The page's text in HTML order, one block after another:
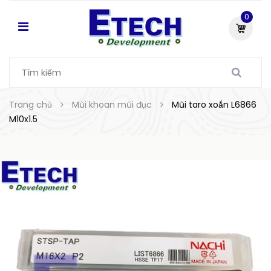
0
Trang chủ Mũi khoan mũi đục
Mũi taro xoắn L6866
M10x1.5